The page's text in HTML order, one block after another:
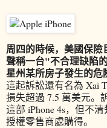
周四的時候，美國保險
聲稱一台"不合理缺陷
星州某所房子發生的危
這起訴訟還有名為 Xai
損失超過 7.5 萬美元。
這部 iPhone 4s，但不
授權零售商處購得。